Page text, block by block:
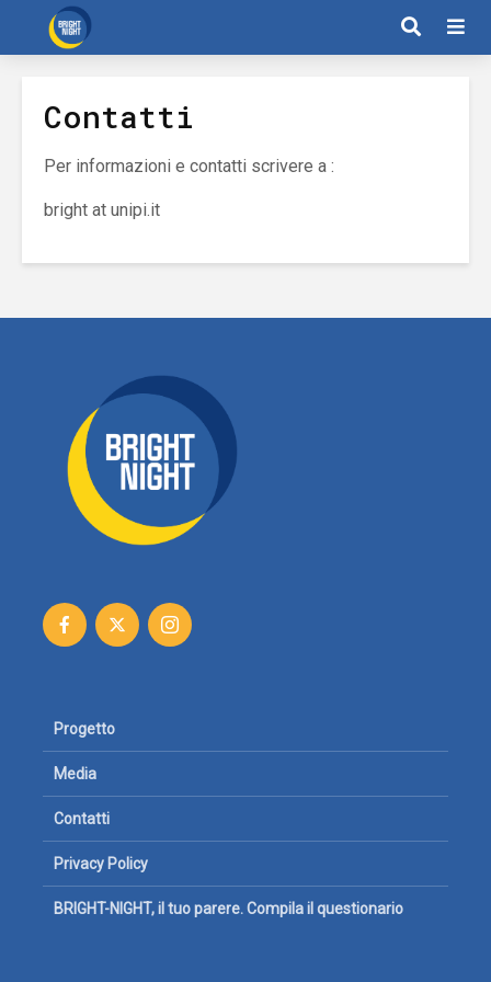
Contatti
Per informazioni e contatti scrivere a :
bright at unipi.it
Progetto
Media
Contatti
Privacy Policy
BRIGHT-NIGHT, il tuo parere. Compila il questionario